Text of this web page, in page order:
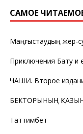
САМОЕ
Маңғыстаудың жер-
Приключения Бату
ЧАШИ. Второе
БЕКТОРЫНЫҢ
Таттимбет